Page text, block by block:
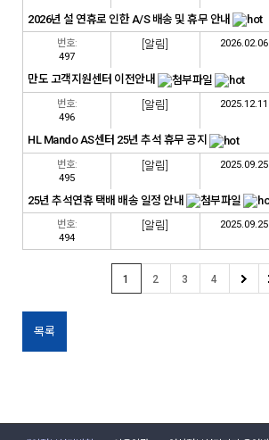
번호:
497
[알림]
2026년 설 연휴로 인한 A/S 배송 및 휴무 안내
2026.02.06
번호:
496
[알림]
만도 고객지원센터 이전안내
2025.12.11
번호:
495
[알림]
HL Mando AS센터 25년 추석 휴무 공지
2025.09.25
번호:
494
[알림]
25년 추석연휴 택배 배송 일정 안내
2025.09.25
1 2 3 4
목록